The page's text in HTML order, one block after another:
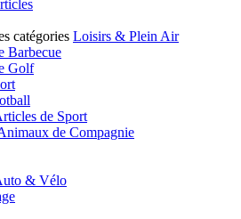
catégories Loisirs & Plein Air
Barbecue
Golf
de Sport
de Compagnie
& Vélo